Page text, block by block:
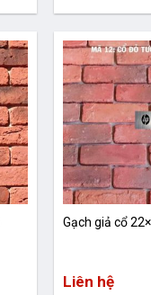
Gạch giả cổ
Liên hệ